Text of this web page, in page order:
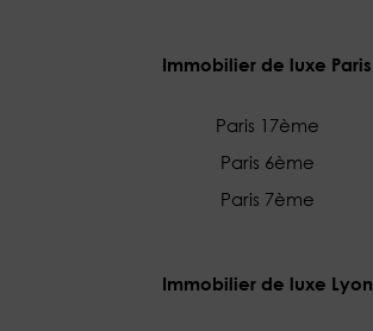
Immobilier de luxe Paris
Paris 17ème
Paris 6ème
Paris 7ème
Immobilier de luxe Lyon